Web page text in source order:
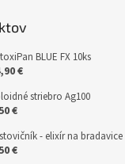
BLUE FX 10ks
€
striebro Ag100
€
- elixír na bradavice
€